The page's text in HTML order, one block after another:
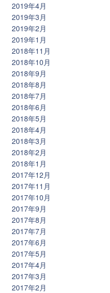
2019年4月
2019年3月
2019年2月
2019年1月
2018年11月
2018年10月
2018年9月
2018年8月
2018年7月
2018年6月
2018年5月
2018年4月
2018年3月
2018年2月
2018年1月
2017年12月
2017年11月
2017年10月
2017年9月
2017年8月
2017年7月
2017年6月
2017年5月
2017年4月
2017年3月
2017年2月